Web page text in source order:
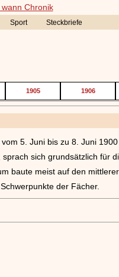
Sport Steckbriefe
1905 1906
5. Juni bis zu 8. Juni
sich grundsätzlich für
baute meist auf den
der Fächer.